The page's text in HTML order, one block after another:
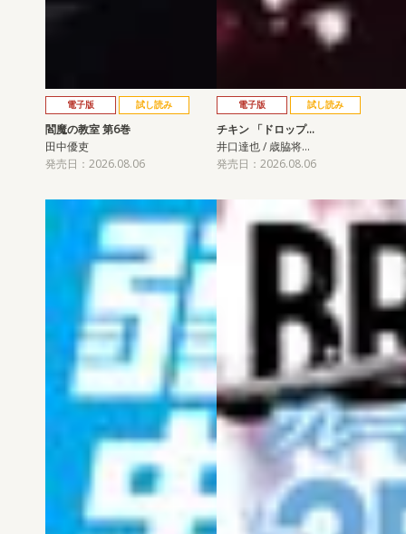
電子版 試し読み
閻魔の教室 第6巻
田中優吏
発売日：2026.08.06
電子版 試し読み
チキン 「ドロップ…
井口達也 / 歳脇将…
発売日：2026.08.06